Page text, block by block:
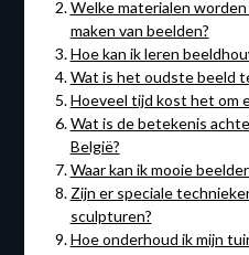
Welke materialen
maken van beelden?
Hoe kan ik leren
Wat is het oudste beeld
Hoeveel tijd kost het om
Wat is de betekenis
België?
Waar kan ik mooie
Zijn er speciale
sculpturen?
Hoe onderhoud ik mijn